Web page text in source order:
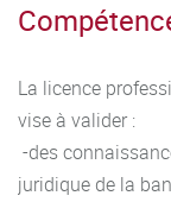
La licence
vise à valider :
-des
juridique de la